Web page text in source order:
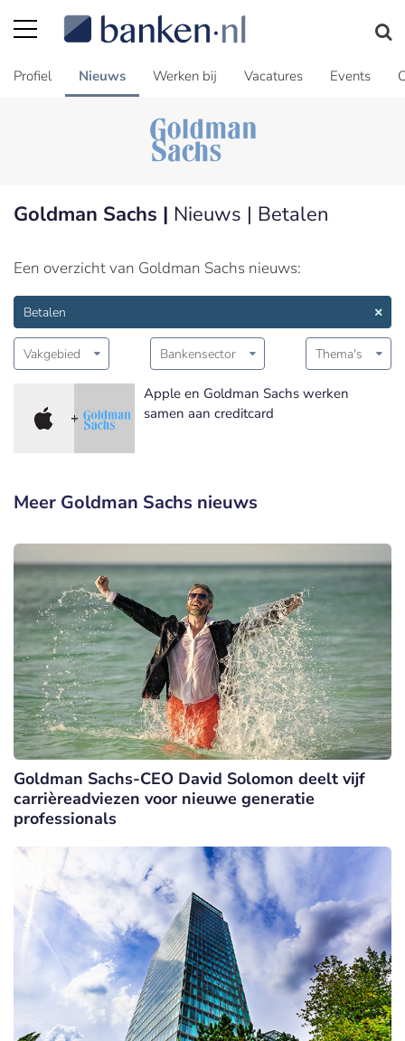
Profiel Nieuws Werken bij Vacatures Events
Goldman Sachs | Nieuws | Betalen
Een overzicht van Goldman Sachs nieuws:
Betalen
Vakgebied Bankensector Thema's
Apple en Goldman Sachs werken
samen aan creditcard
Meer Goldman Sachs nieuws
Goldman Sachs-CEO David Solomon deelt vijf
carrièreadviezen voor nieuwe generatie
professionals